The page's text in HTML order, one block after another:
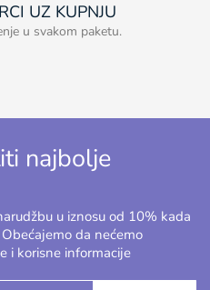
UZ KUPNJU
u svakom paketu.
najbolje
u iznosu od 10% kada
da nećemo
i korisne informacije